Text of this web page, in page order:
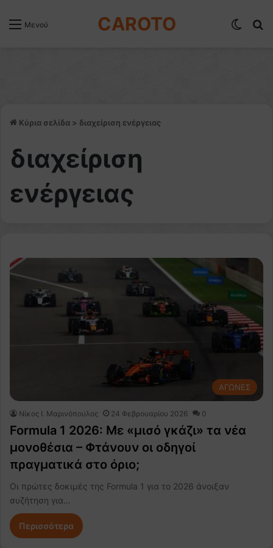
Μενού CAROTO
Κύρια σελίδα > διαχείριση ενέργειας
διαχείριση
ενέργειας
ΑΓΩΝΕΣ
Nίκος Ι. Mαρινόπουλος 24 Φεβρουαρίου 2026 0
Formula 1 2026: Με «μισό γκάζι» τα νέα
μονοθέσια – Φτάνουν οι οδηγοί
πραγματικά στο όριο;
Οι πρώτες δοκιμές της Formula 1 για το 2026 άνοιξαν
συζήτηση για…
Περισσότερα